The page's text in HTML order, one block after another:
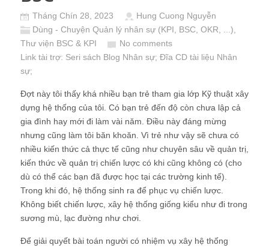
2023
Các nguyên tắc thiết lập
bản đồ chiến lược theo
BSC
Tháng Chín 28, 2023
Hung Cuong Nguyễn
Dùng - Chuyện Quản lý nhân sự (KPI, BSC, OKR, ...),
Thư viện BSC & KPI
No comments
Link tài trợ:Seri sách Blog Nhân sự; Đĩa CD
tài liệu Nhân
Bạn có cần Cường hỗ trợ?